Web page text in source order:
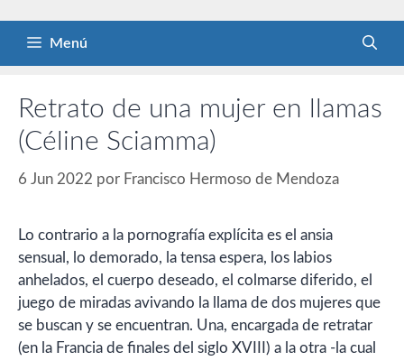
Menú
Retrato de una mujer en llamas
(Céline Sciamma)
6 Jun 2022 por Francisco Hermoso de Mendoza
Lo contrario a la pornografía explícita es el ansia
sensual, lo demorado, la tensa espera, los labios
anhelados, el cuerpo deseado, el colmarse diferido, el
juego de miradas avivando la llama de dos mujeres que
se buscan y se encuentran. Una, encargada de retratar
(en la Francia de finales del siglo XVIII) a la otra -la cual